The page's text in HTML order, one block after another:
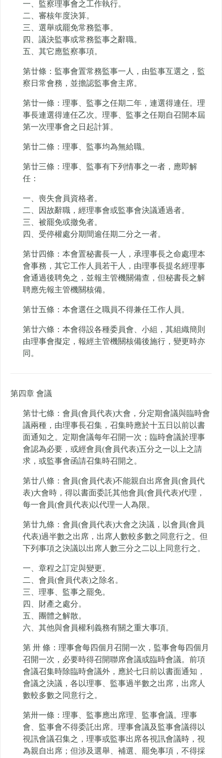
一、監察理事會之工作執行。
二、審核年度決算。
三、選舉或罷免常務監事。
四、議決監事或常務監事之辭職。
五、其它應監察事項。
第廿條：監事會置常務監事一人，由監事互選之，監
察日常會務，並擔認監事會主席。
第廿一條：理事、監事之任期二年，連選得連任。理
事長連選得連任乙次。理事、監事之任期自召開本屆
第一次理事會之日起計算。
第廿二條：理事、監事均為無給職。
第廿三條：理事、監事有下列情事之一者，應即解
任：
一、喪失會員資格者。
二、因故辭職，經理事會或監事會決議通過者。
三、被罷免或撤免者。
四、受停權處分期間逾任期二分之一者。
第廿四條：本會置秘書長一人，承理事長之命處理本
會事務，其它工作人員若干人，由理事長提名經理事
會通過後聘免之，並報主管機關備查，但秘書長之解
聘應先報主管機關核備。
第廿五條：本會選任之職員不得兼任工作人員。
第廿六條：本會得設各種委員會、小組，其組織簡則
由理事會擬定，報經主管機關核備後施行，變更時亦
同。
第四章 會議
第廿七條：會員(會員代表)大會，分定期會議與臨時會
議兩種，由理事長召集，召集時應於十五日以前以書
面通知之。定期會議每年召開一次；臨時會議於理事
會認為必要，或經會員(會員代表)五分之一以上之請
求，或監事會函請召集時召開之。
第廿八條：會員(會員代表)不能親自出席會員(會員代
表)大會時，得以書面委託其他會員(會員代表)代理，
每一會員(會員代表)以代理一人為限。
第廿九條：會員(會員代表)大會之決議，以會員(會員
代表)過半數之出席，出席人數較多數之同意行之。但
下列事項之決議以出席人數三分之二以上同意行之。
一、章程之訂定與變更。
二、會員(會員代表)之除名。
三、理事、監事之罷免。
四、財產之處分。
五、團體之解散。
六、其他與會員權利義務有關之重大事項。
第 卅 條：理事會每四個月召開一次，監事會每四個月
召開一次，必要時得召開聯席會議或臨時會議。前項
會議召集時除臨時會議外，應於七日前以書面通知，
會議之決議，各以理事、監事過半數之出席，出席人
數較多數之同意行之。
第卅一條：理事、監事應出席理、監事會議。理事
會、監事會不得委託出席。理事會議及監事會議得以
視訊會議召集之，理事或監事出席各視訊會議時，視
為親自出席；但涉及選舉、補選、罷免事項，不得採